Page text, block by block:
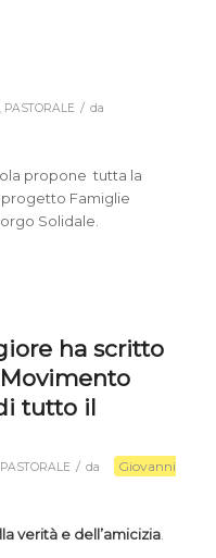
PASTORALE / da
propone tutta la
progetto Famiglie
Solidale.
ha scritto
tutto il
PASTORALE / da
Giovanni
verità e dell’amicizia.